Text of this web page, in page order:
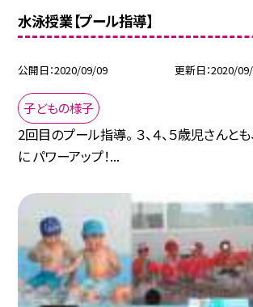
水泳授業【プール指導】
公開日 2020/09/09 更新日 2020/
子どもの様子
2回目のプール指導。 ３、４、５歳児さんとも
に パワーアップ！...